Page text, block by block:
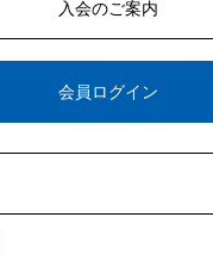
入会のご案内
会員ログイン